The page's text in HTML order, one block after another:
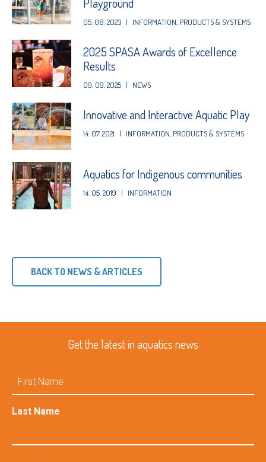
05. 06. 2023 | INFORMATION PRODUCTS & SYSTEMS
2025 SPASA Awards of Excellence
Results
09. 09. 2025 | NEWS
Innovative and Interactive Aquatic Play
14. 07. 2021 | INFORMATION PRODUCTS & SYSTEMS
Aquatics for Indigenous communities
14. 05. 2019 | INFORMATION
BACK TO NEWS & ARTICLES
Get the latest in aquatics news
Name
Last Name